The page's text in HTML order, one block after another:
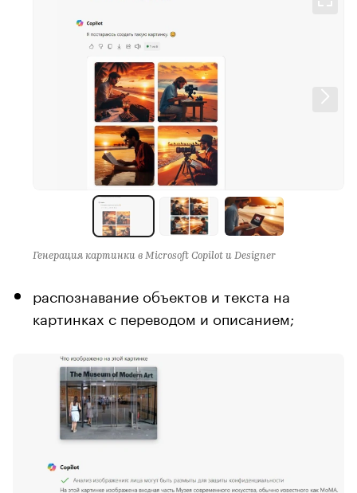
Генерация картинки в Microsoft Copilot и Designer
распознавание объектов и текста на
картинках с переводом и описанием;